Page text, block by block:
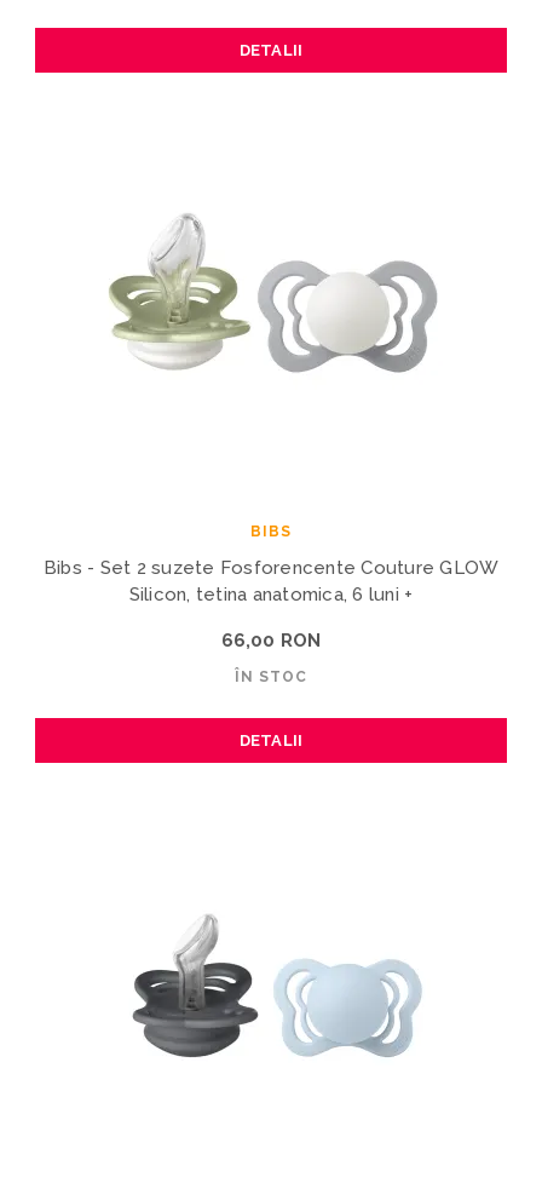
DETALII
BIBS
Bibs - Set 2 suzete Fosforencente Couture GLOW
Silicon, tetina anatomica, 6 luni +
66,00 RON
ÎN STOC
DETALII